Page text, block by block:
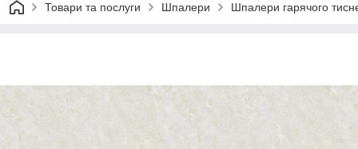
Товари та послуги Шпалери Шпалери гарячого